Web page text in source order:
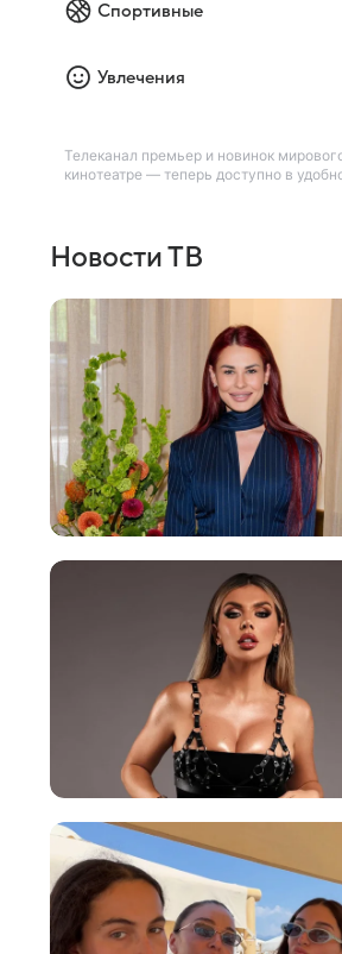
Спортивные
Увлечения
Телеканал премьер и новинок
кинотеатре — теперь доступно в
Новости ТВ